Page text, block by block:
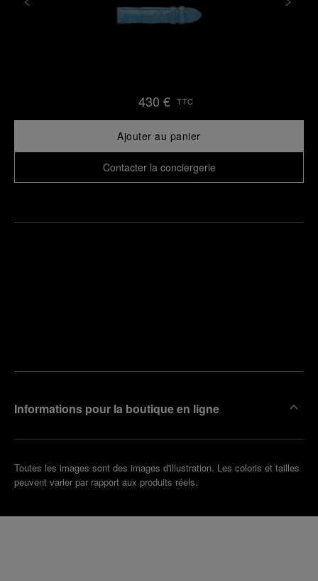
430 € TTC
Ajouter au panier
Contacter la conciergerie
Informations pour la boutique en ligne
Toutes les images sont des images d'illustration. Les coloris et tailles
peuvent varier par rapport aux produits réels.